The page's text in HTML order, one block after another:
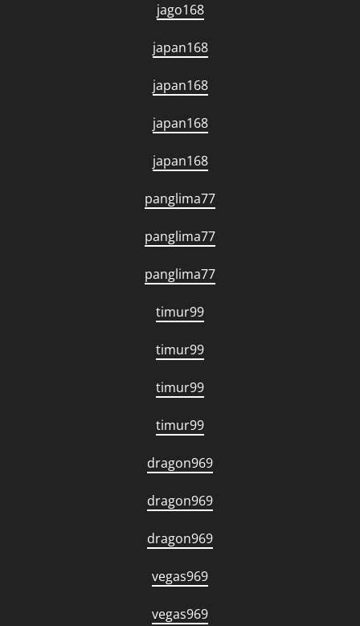
jago168
japan168
japan168
japan168
japan168
panglima77
panglima77
panglima77
timur99
timur99
timur99
timur99
dragon969
dragon969
dragon969
vegas969
vegas969